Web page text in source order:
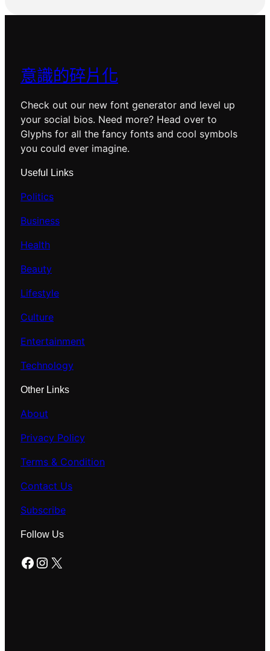
意識的碎片化
Check out our new font generator and level up
your social bios. Need more? Head over to
Glyphs for all the fancy fonts and cool symbols
you could ever imagine.
Useful Links
Politics
Business
Health
Beauty
Lifestyle
Culture
Entertainment
Technology
Other Links
About
Privacy Policy
Terms & Condition
Contact Us
Subscribe
Follow Us
Facebook Instagram X